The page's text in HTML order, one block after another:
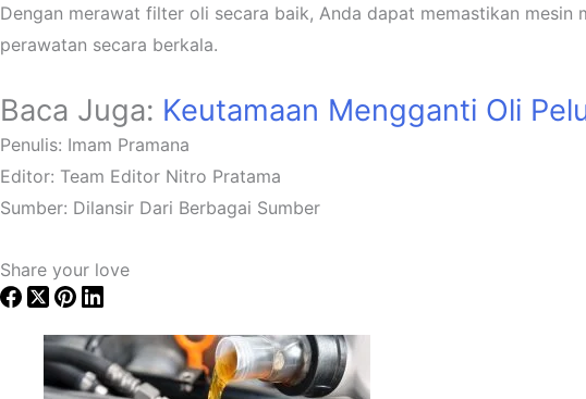
Dengan merawat filter oli secara baik, Anda dapat memastikan
perawatan secara berkala.
Baca Juga: Keutamaan Mengganti Oli
Penulis: Imam Pramana
Editor: Team Editor Nitro Pratama
Sumber: Dilansir Dari Berbagai Sumber
Share your love